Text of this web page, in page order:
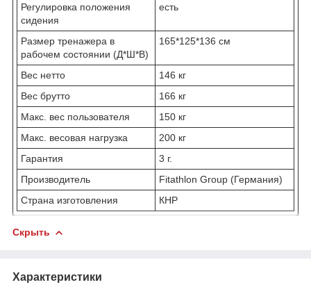
Регулировка положения
сидения
есть
Размер тренажера в
рабочем состоянии (Д*Ш*В)
165*125*136 см
Вес нетто
146 кг
Вес брутто
166 кг
Макс. вес пользователя
150 кг
Макс. весовая нагрузка
200 кг
Гарантия
3 г.
Производитель
Fitathlon Group (Германия)
Страна изготовления
КНР
Скрыть
Характеристики